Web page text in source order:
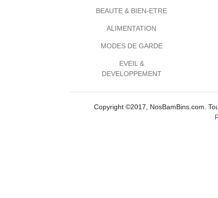
BEAUTE & BIEN-ETRE
ALIMENTATION
MODES DE GARDE
EVEIL &
DEVELOPPEMENT
Copyright ©2017, NosBamBins.com.